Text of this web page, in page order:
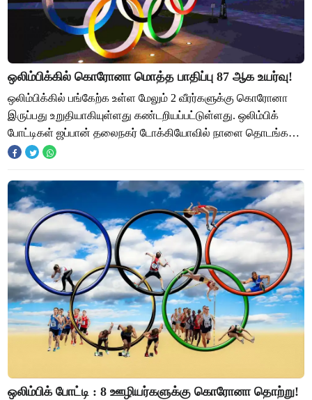
ஒலிம்பிக்கில் கொரோனா மொத்த பாதிப்பு 87 ஆக உயர்வு!
ஒலிம்பிக்கில் பங்கேற்க உள்ள மேலும் 2 வீரர்களுக்கு கொரோனா
இருப்பது உறுதியாகியுள்ளது கண்டறியப்பட்டுள்ளது. ஒலிம்பிக்
போட்டிகள் ஜப்பான் தலைநகர் டோக்கியோவில் நாளை தொடங்க
உள்ளன. இதில் நூற்றுக்கணக்கான இந்தி
ஒலிம்பிக் போட்டி : 8 ஊழியர்களுக்கு கொரோனா தொற்று!